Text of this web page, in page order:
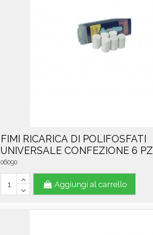
FIMI RICARICA DI POLIFOSFATI
UNIVERSALE CONFEZIONE 6 PZ
06090
Aggiungi al carrello